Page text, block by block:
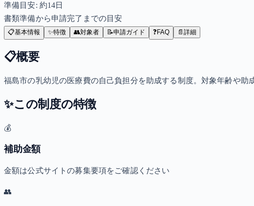
準備目安: 約14日
書類準備から申請完了までの目安
📋基本情報 ✨特徴 👥対象者 📝申請ガイド ❓FAQ 📄 詳細
📋概要
福島市の乳幼児の医療費の自己負担分を助成する制度。対象年齢や助
✨この制度の特徴
💰
補助金額
金額は公式サイトの募集要項をご確認ください
👥